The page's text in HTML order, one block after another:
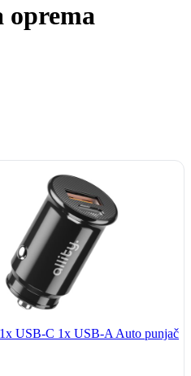
oprema
USB-C 1x USB-A Auto punjač